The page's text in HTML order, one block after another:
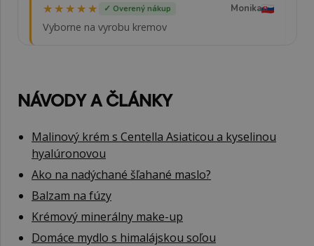
★★★★★
★★★★★ ✓ Overený nákup Monika
Vyborne na vyrobu kremov
NÁVODY A ČLÁNKY
Malinový krém s Centella Asiaticou a kyselinou
hyalúronovou
Ako na nadýchané šľahané maslo?
Balzam na fúzy
Krémový minerálny make-up
Domáce mydlo s himalájskou soľou